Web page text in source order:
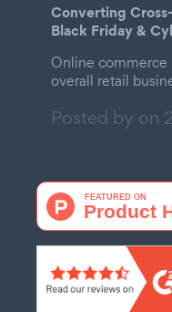
Converting
Black Friday &
Online commerce
overall retail
Posted by on